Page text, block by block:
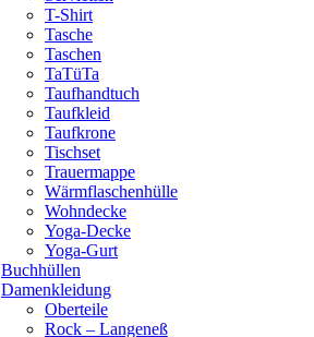
T-Shirt
Tasche
Taschen
TaTüTa
Taufhandtuch
Taufkleid
Taufkrone
Tischset
Trauermappe
Wärmflaschenhülle
Wohndecke
Yoga-Decke
Yoga-Gurt
Buchhüllen
Damenkleidung
Oberteile
Rock – Langeneß